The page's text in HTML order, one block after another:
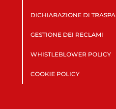
DICHIARAZIONE DI
GESTIONE DEI RECLAMI
WHISTLEBLOWER POLICY
COOKIE POLICY